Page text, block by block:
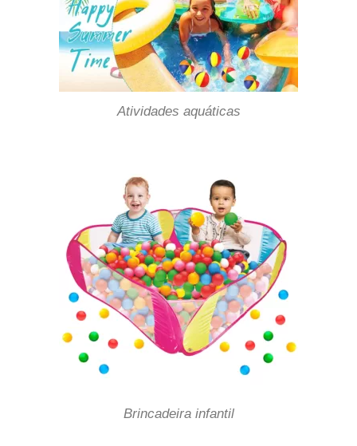
Atividades aquáticas
Brincadeira infantil